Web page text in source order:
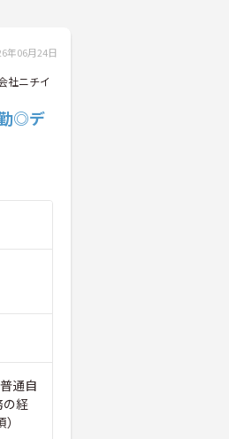
年06月24日
社ニチイ
勤◎デ
通自
経